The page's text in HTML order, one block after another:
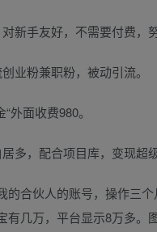
新手友好，不需要付费，
业粉兼职粉，被动引流。
外面收费980。
多，配合项目库，变现超
的合伙人的账号，操作三
有几万，平台显示8万多。